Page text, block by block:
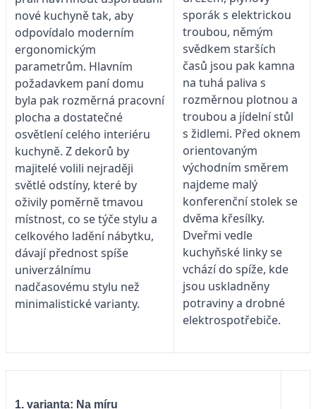
nové kuchyně tak, aby
odpovídalo moderním
ergonomickým
parametrům. Hlavním
požadavkem paní domu
byla pak rozměrná pracovní
plocha a dostatečné
osvětlení celého interiéru
kuchyně. Z dekorů by
majitelé volili nejraději
světlé odstíny, které by
oživily poměrně tmavou
místnost, co se týče stylu a
celkového ladění nábytku,
dávají přednost spíše
univerzálnímu
nadčasovému stylu než
minimalistické varianty.
sporák s elektrickou
troubou, němým
svědkem starších
časů jsou pak kamna
na tuhá paliva s
rozměrnou plotnou a
troubou a jídelní stůl
s židlemi. Před oknem
orientovaným
východním směrem
najdeme malý
konferenční stolek se
dvěma křesílky.
Dveřmi vedle
kuchyňské linky se
vchází do spíže, kde
jsou uskladněny
potraviny a drobné
elektrospotřebiče.
1. varianta: Na míru